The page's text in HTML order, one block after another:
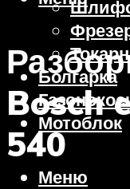
Болгарка
Мотоблок
Меню
Bosch
540